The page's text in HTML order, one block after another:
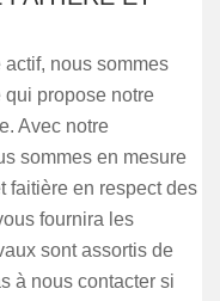
nous sommes
qui propose notre
Avec notre
sommes en mesure
faitière en respect des
fournira les
sont assortis de
à nous contacter si